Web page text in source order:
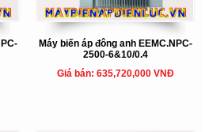
Máy biến áp đông anh EEMC.NPC-
2500-6&10/0.4
Giá bán: 635,720,000 VNĐ